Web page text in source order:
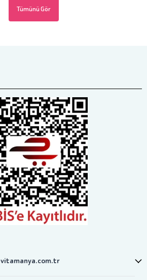
Tümünü Gör
vitamanya.com.tr